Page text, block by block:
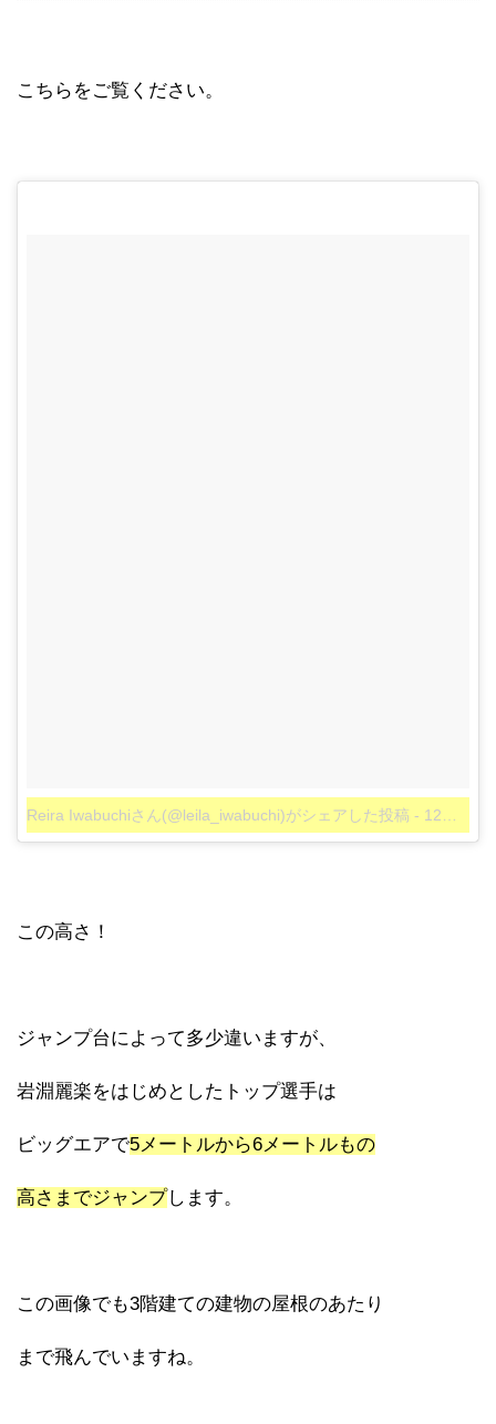
こちらをご覧ください。
Reira Iwabuchiさん(@leila_iwabuchi)がシェアした投稿 - 12月 7, 2017 at 7:21午後 PST
この高さ！
ジャンプ台によって多少違いますが、
岩淵麗楽をはじめとしたトップ選手は
ビッグエアで5メートルから6メートルもの
高さまでジャンプします。
この画像でも3階建ての建物の屋根のあたり
まで飛んでいますね。